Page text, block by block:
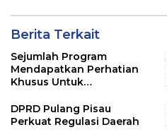
Berita Terkait
Sejumlah Program
Mendapatkan Perhatian
Khusus Untuk
DPRD Pulang Pisau
Perkuat Regulasi Daerah